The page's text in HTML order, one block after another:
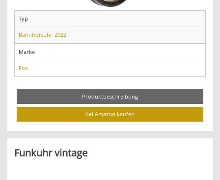
Typ
Bahnhofsuhr-2022
Marke
Fox
Produktbeschreibung
bei Amazon kaufen
Funkuhr vintage